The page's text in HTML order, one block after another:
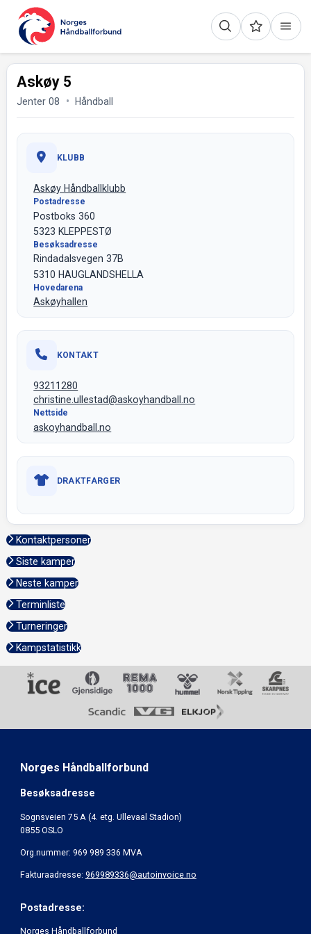
Askøy 5
Jenter 08 Håndball
KLUBB
Askøy Håndballklubb
Postadresse
Postboks 360
5323 KLEPPESTØ
Besøksadresse
Rindadalsvegen 37B
5310 HAUGLANDSHELLA
Hovedarena
Askøyhallen
KONTAKT
93211280
christine.ullestad@askoyhandball.no
Nettside
askoyhandball.no
DRAKTFARGER
Kontaktpersoner
Siste kamper
Neste kamper
Terminliste
Turneringer
Kampstatistikk
Norges Håndballforbund
Besøksadresse
Sognsveien 75 A (4. etg. Ullevaal Stadion)
0855 OSLO
Org.nummer: 969 989 336 MVA
Fakturaadresse: 969989336@autoinvoice.no
Postadresse:
Norges Håndballforbund